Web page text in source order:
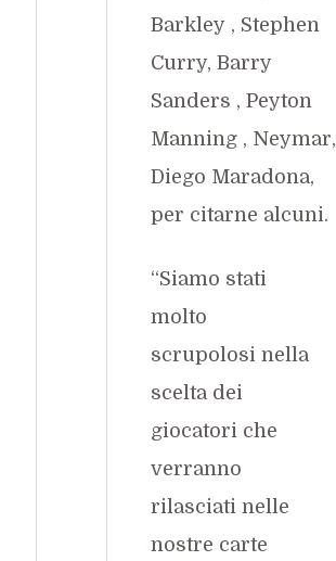
Barkley, Stephen
Curry, Barry
Sanders , Peyton
Manning, Neymar,
Diego Maradona,
per citarne alcuni.
“Siamo stati
molto
scrupolosi nella
scelta dei
giocatori che
verranno
rilasciati nelle
nostre carte